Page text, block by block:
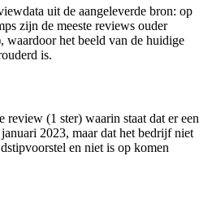
uit de aangeleverde bron: op
zijn de meeste reviews ouder
waardoor het beeld van de huidige
is.
review (1 ster) waarin staat dat er een
2023, maar dat het bedrijf niet
en niet is op komen